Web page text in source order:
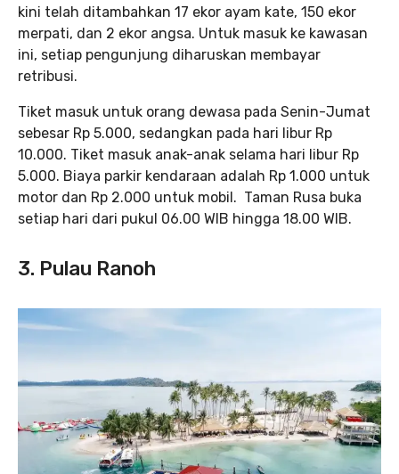
kini telah ditambahkan 17 ekor ayam kate, 150 ekor
merpati, dan 2 ekor angsa. Untuk masuk ke kawasan
ini, setiap pengunjung diharuskan membayar
retribusi.
Tiket masuk untuk orang dewasa pada Senin-Jumat
sebesar Rp 5.000, sedangkan pada hari libur Rp
10.000. Tiket masuk anak-anak selama hari libur Rp
5.000. Biaya parkir kendaraan adalah Rp 1.000 untuk
motor dan Rp 2.000 untuk mobil. Taman Rusa buka
setiap hari dari pukul 06.00 WIB hingga 18.00 WIB.
3. Pulau Ranoh